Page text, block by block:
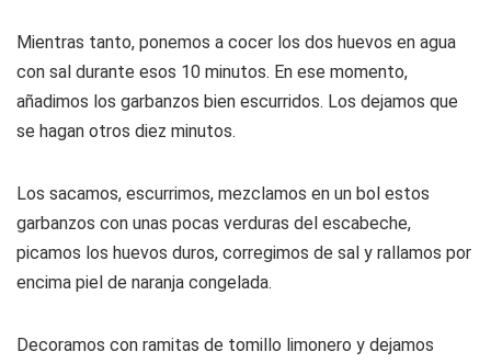
Mientras tanto, ponemos a cocer los dos huevos en agua
con sal durante esos 10 minutos. En ese momento,
añadimos los garbanzos bien escurridos. Los dejamos que
se hagan otros diez minutos.
Los sacamos, escurrimos, mezclamos en un bol estos
garbanzos con unas pocas verduras del escabeche,
picamos los huevos duros, corregimos de sal y rallamos por
encima piel de naranja congelada.
Decoramos con ramitas de tomillo limonero y dejamos